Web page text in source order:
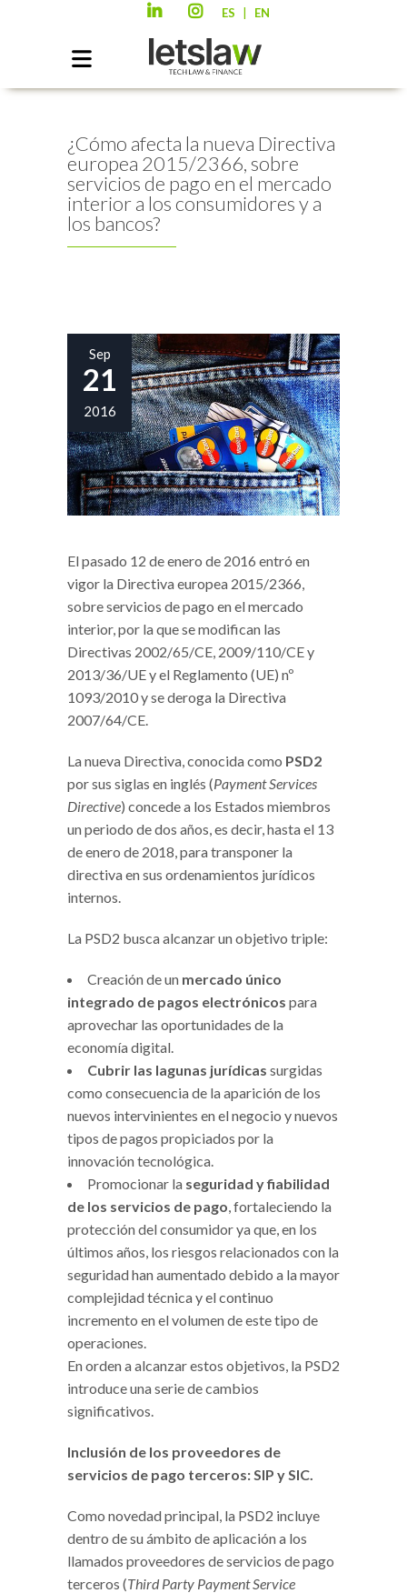
ES EN
¿Cómo afecta la nueva Directiva
europea 2015/2366, sobre
servicios de pago en el mercado
interior a los consumidores y a
los bancos?
Sep
21
2016
El pasado 12 de enero de 2016 entró en
vigor la Directiva europea 2015/2366,
sobre servicios de pago en el mercado
interior, por la que se modifican las
Directivas 2002/65/CE, 2009/110/CE y
2013/36/UE y el Reglamento (UE) nº
1093/2010 y se deroga la Directiva
2007/64/CE.
La nueva Directiva, conocida como PSD2
por sus siglas en inglés (Payment Services
Directive) concede a los Estados miembros
un periodo de dos años, es decir, hasta el 13
de enero de 2018, para transponer la
directiva en sus ordenamientos jurídicos
internos.
La PSD2 busca alcanzar un objetivo triple:
Creación de un mercado único
integrado de pagos electrónicos para
aprovechar las oportunidades de la
economía digital.
Cubrir las lagunas jurídicas surgidas
como consecuencia de la aparición de los
nuevos intervinientes en el negocio y nuevos
tipos de pagos propiciados por la
innovación tecnológica.
Promocionar la seguridad y fiabilidad
de los servicios de pago, fortaleciendo la
protección del consumidor ya que, en los
últimos años, los riesgos relacionados con la
seguridad han aumentado debido a la mayor
complejidad técnica y el continuo
incremento en el volumen de este tipo de
operaciones.
En orden a alcanzar estos objetivos, la PSD2
introduce una serie de cambios
significativos.
Inclusión de los proveedores de
servicios de pago terceros: SIP y SIC.
Como novedad principal, la PSD2 incluye
dentro de su ámbito de aplicación a los
llamados proveedores de servicios de pago
terceros (Third Party Payment Service